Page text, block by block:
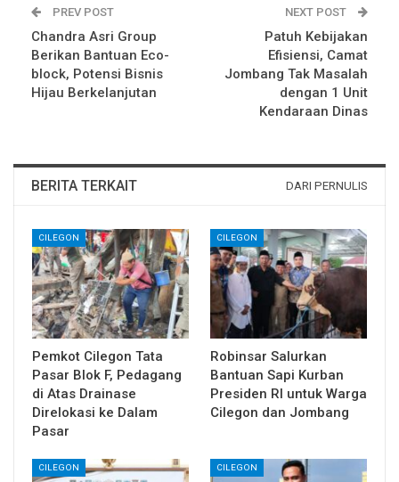
PREV POST
Chandra Asri Group
Berikan Bantuan Eco-
block, Potensi Bisnis
Hijau Berkelanjutan
NEXT POST
Patuh Kebijakan
Efisiensi, Camat
Jombang Tak Masalah
dengan 1 Unit
Kendaraan Dinas
BERITA TERKAIT DARI PERNULIS
CILEGON
Pemkot Cilegon Tata
Pasar Blok F, Pedagang
di Atas Drainase
Direlokasi ke Dalam
Pasar
CILEGON
Robinsar Salurkan
Bantuan Sapi Kurban
Presiden RI untuk Warga
Cilegon dan Jombang
CILEGON CILEGON